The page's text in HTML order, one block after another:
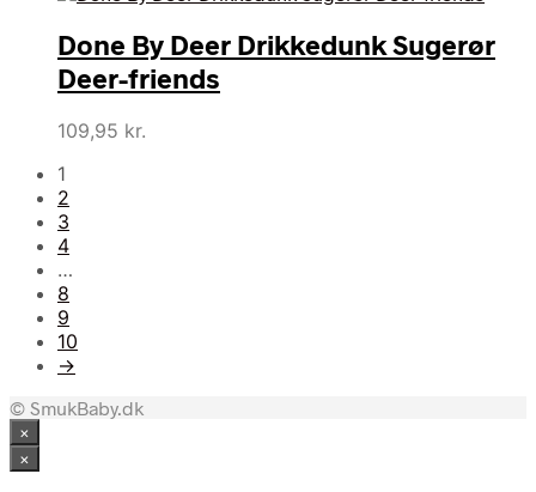
Done By Deer Drikkedunk Sugerør
Deer-friends
109,95 kr.
1
2
3
4
…
8
9
10
→
© SmukBaby.dk
×
×